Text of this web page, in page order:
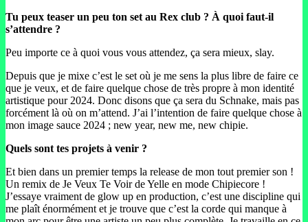
Tu peux teaser un peu ton set au Rex club ? À quoi faut-il
s’attendre ?
Peu importe ce à quoi vous vous attendez, ça sera mieux, slay.
Depuis que je mixe c’est le set où je me sens la plus libre de faire ce
que je veux, et de faire quelque chose de très propre à mon identité
artistique pour 2024. Donc disons que ça sera du Schnake, mais pas
forcément là où on m’attend. J’ai l’intention de faire quelque chose à
mon image sauce 2024 ; new year, new me, new chipie.
Quels sont tes projets à venir ?
Et bien dans un premier temps la release de mon tout premier son !
Un remix de Je Veux Te Voir de Yelle en mode Chipiecore !
J’essaye vraiment de glow up en production, c’est une discipline qui
me plaît énormément et je trouve que c’est la corde qui manque à